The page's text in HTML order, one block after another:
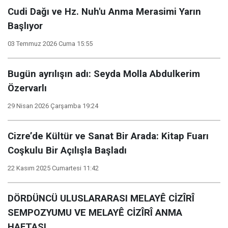
Cudi Dağı ve Hz. Nuh'u Anma Merasimi Yarın
Başlıyor
03 Temmuz 2026 Cuma 15:55
Bugün ayrılışın adı: Seyda Molla Abdulkerim
Özervarlı
29 Nisan 2026 Çarşamba 19:24
Cizre’de Kültür ve Sanat Bir Arada: Kitap Fuarı
Coşkulu Bir Açılışla Başladı
22 Kasım 2025 Cumartesi 11:42
DÖRDÜNCÜ ULUSLARARASI MELAYÊ CİZÎRÎ
SEMPOZYUMU VE MELAYÊ CİZÎRÎ ANMA